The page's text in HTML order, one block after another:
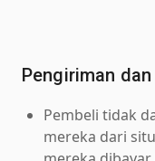
Pengiriman
Pembeli tidak
mereka dari